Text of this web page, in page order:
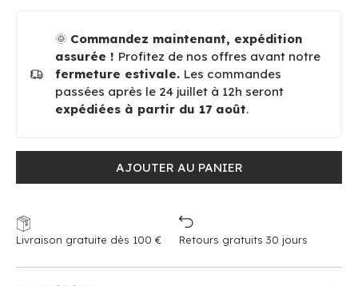
🌞 Commandez maintenant, expédition
assurée ! Profitez de nos offres avant notre
fermeture estivale. Les commandes
passées après le 24 juillet à 12h seront
expédiées à partir du 17 août.
AJOUTER AU PANIER
Livraison gratuite dès 100 € Retours gratuits 30 jours